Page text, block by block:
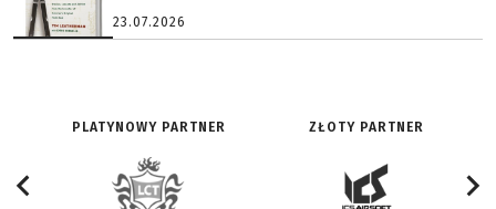
23.07.2026
PLATYNOWY PARTNER ZŁOTY PARTNER